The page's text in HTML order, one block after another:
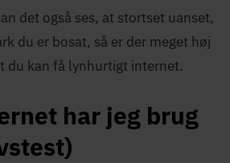
det også ses, at stortset uanset,
du er bosat, så er der meget høj
du kan få lynhurtigt internet.
har jeg brug